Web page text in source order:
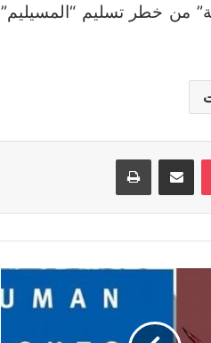
من خطر تسليم “المسيليم”
بوكيت مشاركة عبر البريد طباعة